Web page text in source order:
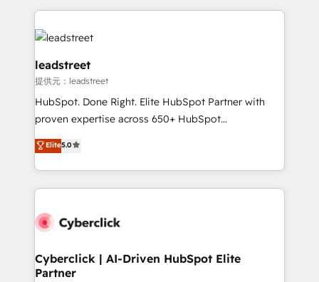
HubSpot projects for mid-market and enterprise
clients worldwide, with over 10 years experience. We
combine HubSpot, data, and AI to design connected
go-to-market systems that align people, process,
and technology for predictable, scalable revenue
growth. Our expertise spans RevOps, CRM and data
architecture, AI enablement, and strategic marketing,
for responsible AI adoption. As a HubSpot Elite
leadstreet
提供元：leadstreet
HubSpot. Done Right. Elite HubSpot Partner with
proven expertise across 650+ HubSpot
implementations. With 12+ years of HubSpot
experience, we help you use the HubSpot platform
to its fullest capacity, improve your current HubSpot
website, or build your new one.
Elite5.0
Cyberclick | AI-Driven HubSpot Elite
Partner